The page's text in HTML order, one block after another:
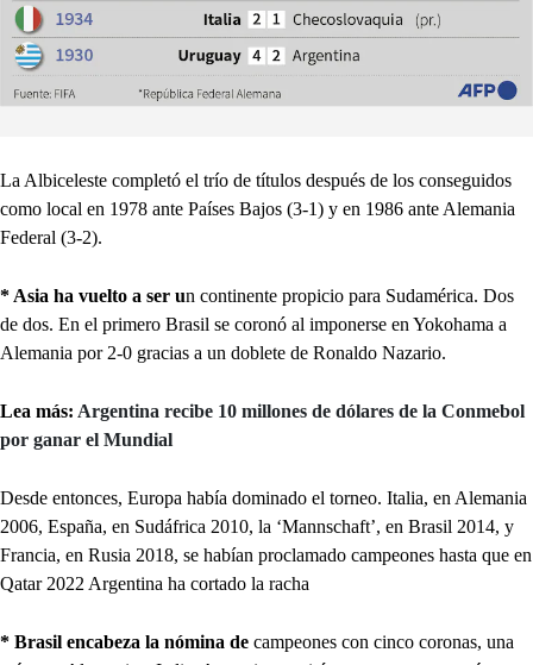
La Albiceleste completó el trío de títulos después de los conseguidos
como local en 1978 ante Países Bajos (3-1) y en 1986 ante Alemania
Federal (3-2).
* Asia ha vuelto a ser un continente propicio para Sudamérica. Dos
de dos. En el primero Brasil se coronó al imponerse en Yokohama a
Alemania por 2-0 gracias a un doblete de Ronaldo Nazario.
Lea más: Argentina recibe 10 millones de dólares de la Conmebol
por ganar el Mundial
Desde entonces, Europa había dominado el torneo. Italia, en Alemania
2006, España, en Sudáfrica 2010, la ‘Mannschaft’, en Brasil 2014, y
Francia, en Rusia 2018, se habían proclamado campeones hasta que en
Qatar 2022 Argentina ha cortado la racha
* Brasil encabeza la nómina de campeones con cinco coronas, una